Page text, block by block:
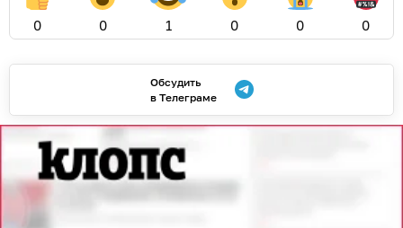
0 0 1 0 0 0
Обсудить
в Телеграме